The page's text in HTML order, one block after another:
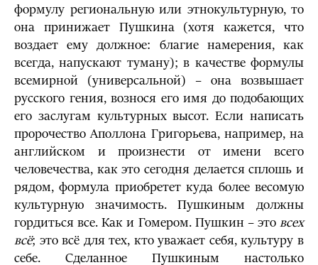
формулу региональную или этнокультурную, то
она принижает Пушкина (хотя кажется, что
воздает ему должное: благие намерения, как
всегда, напускают туману); в качестве формулы
всемирной (универсальной) – она возвышает
русского гения, вознося его имя до подобающих
его заслугам культурных высот. Если написать
пророчество Аполлона Григорьева, например, на
английском и произнести от имени всего
человечества, как это сегодня делается сплошь и
рядом, формула приобретет куда более весомую
культурную значимость. Пушкиным должны
гордиться все. Как и Гомером. Пушкин – это всех
всё; это всё для тех, кто уважает себя, культуру в
себе. Сделанное Пушкиным настолько